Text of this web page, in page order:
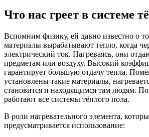
Что нас греет в системе
Вспомним физику, ей давно известно о
материалы вырабатывают тепло, когда
электрический ток. Нагреваясь, они
предметам или воздуху. Высокий
гарантирует большую отдачу тепла.
установлены такие материалы,
становится и находящимся там людям.
работают все системы тёплого пола.
В роли нагревательного элемента,
предусматривается использование: